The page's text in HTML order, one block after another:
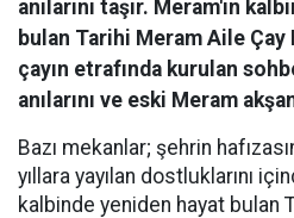
anılarını taşır. Meram'ın
bulan Tarihi Meram Aile
çayın etrafında kurulan
anılarını ve eski Meram
Bazı mekanlar; şehrin
yıllara yayılan dostluklarını
kalbinde yeniden hayat bulan